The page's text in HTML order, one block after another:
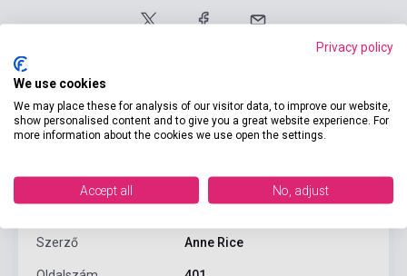
Szerző Anne Rice
Privacy policy
We use cookies
We may place these for analysis of our visitor data, to improve our website,
show personalised content and to give you a great website experience. For
more information about the cookies we use open the settings.
Accept all No, adjust